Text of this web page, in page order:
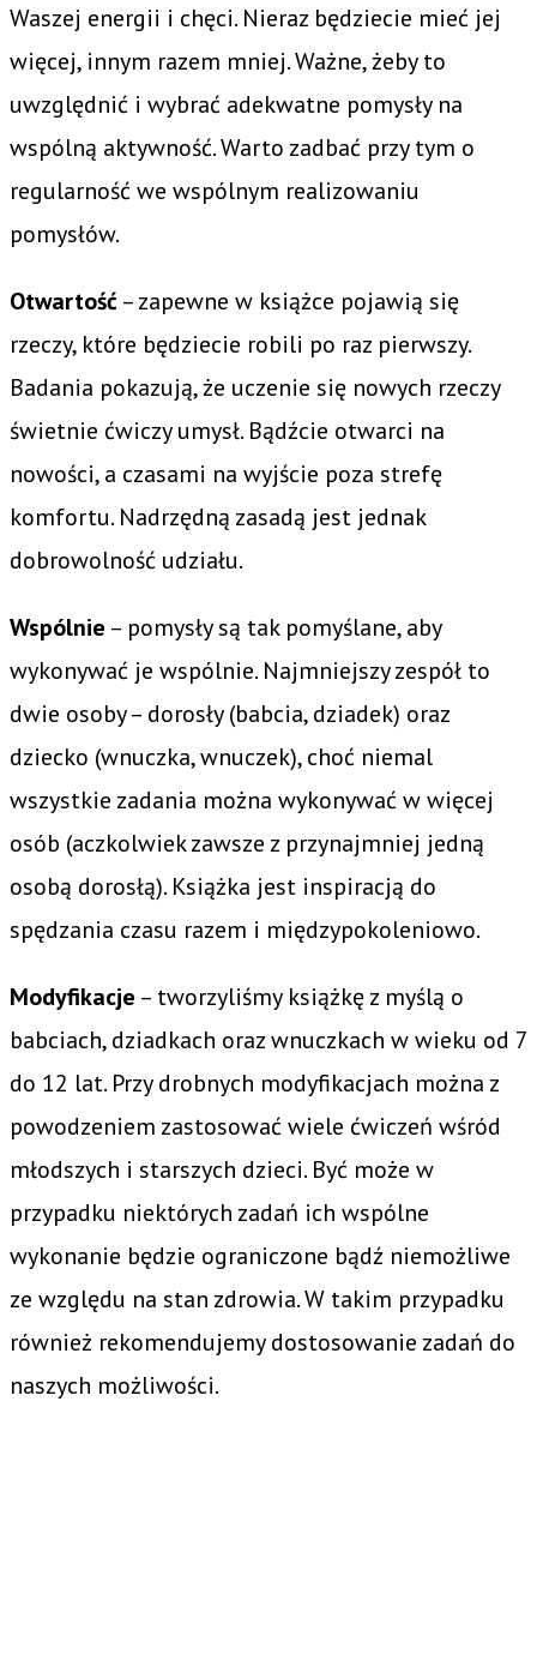
Waszej energii i chęci. Nieraz będziecie mieć jej
więcej, innym razem mniej. Ważne, żeby to
uwzględnić i wybrać adekwatne pomysły na
wspólną aktywność. Warto zadbać przy tym o
regularność we wspólnym realizowaniu
pomysłów.
Otwartość – zapewne w książce pojawią się
rzeczy, które będziecie robili po raz pierwszy.
Badania pokazują, że uczenie się nowych rzeczy
świetnie ćwiczy umysł. Bądźcie otwarci na
nowości, a czasami na wyjście poza strefę
komfortu. Nadrzędną zasadą jest jednak
dobrowolność udziału.
Wspólnie – pomysły są tak pomyślane, aby
wykonywać je wspólnie. Najmniejszy zespół to
dwie osoby – dorosły (babcia, dziadek) oraz
dziecko (wnuczka, wnuczek), choć niemal
wszystkie zadania można wykonywać w więcej
osób (aczkolwiek zawsze z przynajmniej jedną
osobą dorosłą). Książka jest inspiracją do
spędzania czasu razem i międzypokoleniowo.
Modyfikacje – tworzyliśmy książkę z myślą o
babciach, dziadkach oraz wnuczkach w wieku od 7
do 12 lat. Przy drobnych modyfikacjach można z
powodzeniem zastosować wiele ćwiczeń wśród
młodszych i starszych dzieci. Być może w
przypadku niektórych zadań ich wspólne
wykonanie będzie ograniczone bądź niemożliwe
ze względu na stan zdrowia. W takim przypadku
również rekomendujemy dostosowanie zadań do
naszych możliwości.